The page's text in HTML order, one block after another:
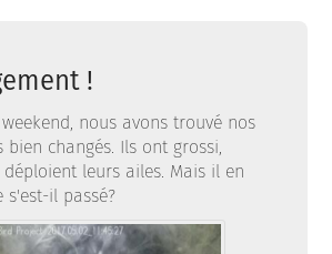
!
nous avons trouvé nos
changés. Ils ont grossi,
leurs ailes. Mais il en
s'est-il passé?